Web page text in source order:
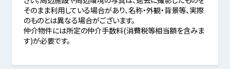
そのまま利用している場合があり、名称・外観・背景等、実際
のものとは異なる場合がございます。
仲介物件には所定の仲介手数料(消費税等相当額を含みま
す)が必要です。